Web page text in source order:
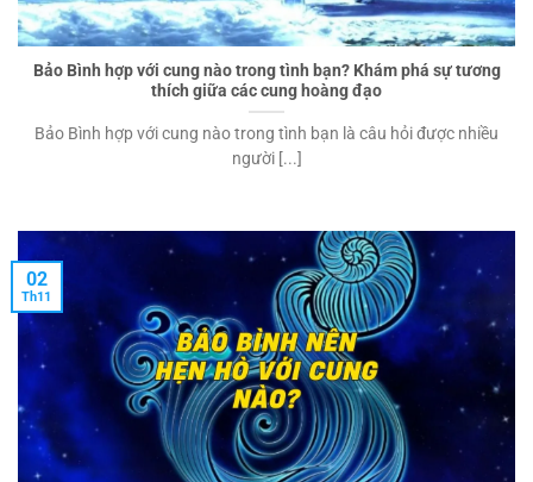
Bảo Bình hợp với cung nào trong tình bạn? Khám phá sự tương
thích giữa các cung hoàng đạo
Bảo Bình hợp với cung nào trong tình bạn là câu hỏi được nhiều
người [...]
02
Th11